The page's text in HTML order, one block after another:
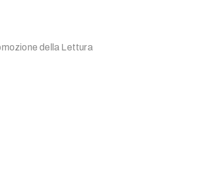
della Lettura